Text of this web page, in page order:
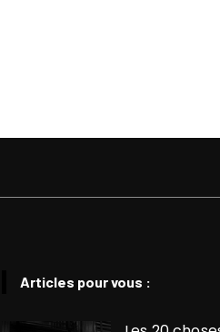
Articles pour vous :